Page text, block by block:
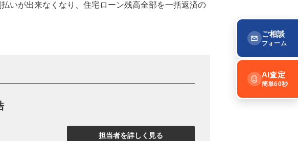
いが出来なくなり、住宅ローン残高全部を一括返済の
担当者を詳しく見る
ご相談
フォーム
AI査定
簡単60秒